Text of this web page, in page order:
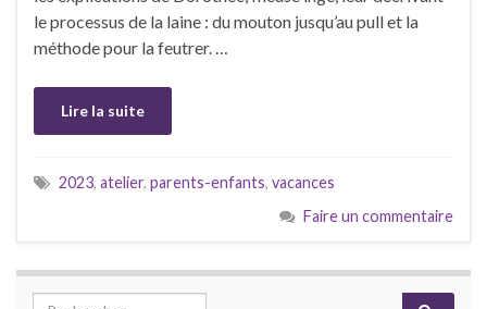
le processus de la laine : du mouton jusqu’au pull et la
méthode pour la feutrer. …
Lire la suite
2023, atelier, parents-enfants, vacances
Faire un commentaire